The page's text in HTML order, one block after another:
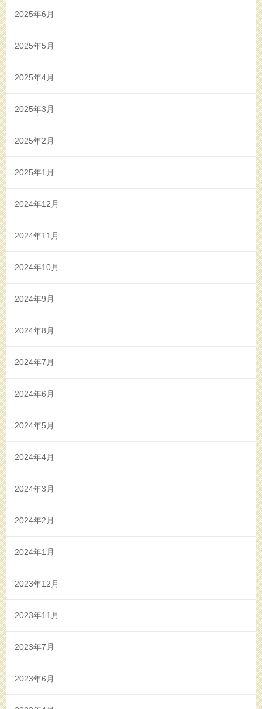
2025年6月
2025年5月
2025年4月
2025年3月
2025年2月
2025年1月
2024年12月
2024年11月
2024年10月
2024年9月
2024年8月
2024年7月
2024年6月
2024年5月
2024年4月
2024年3月
2024年2月
2024年1月
2023年12月
2023年11月
2023年7月
2023年6月